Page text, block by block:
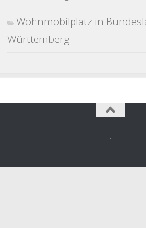
Wohnmobilplatz in
Württemberg
.